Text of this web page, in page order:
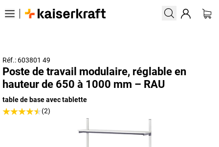
Réf.: 603801 49
Poste de travail modulaire, réglable en
hauteur de 650 à 1000 mm – RAU
table de base avec tablette
(2)